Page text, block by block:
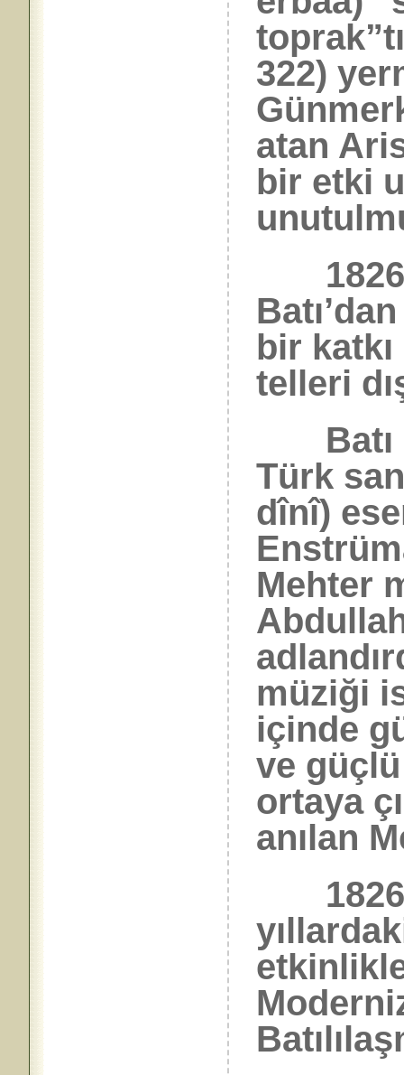
322)
atan
bir etki
1826
bir katkı
telleri
Batı
Türk
dînî)
Mehter
müziği
içinde
ve
ortaya
anılan
1826